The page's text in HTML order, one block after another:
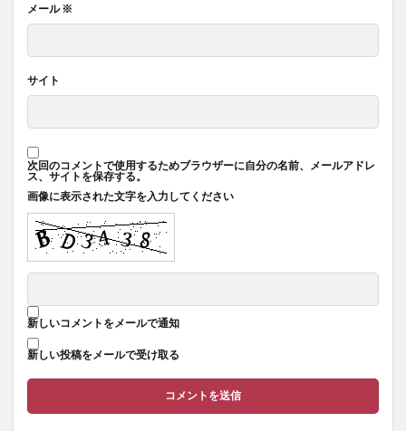
メール※
サイト
次回のコメントで使用するためブラウザーに自分の名前、メールアドレ
ス、サイトを保存する。
画像に表示された文字を入力してください
新しいコメントをメールで通知
新しい投稿をメールで受け取る